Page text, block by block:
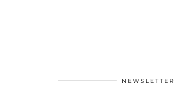
NEWSLETTER